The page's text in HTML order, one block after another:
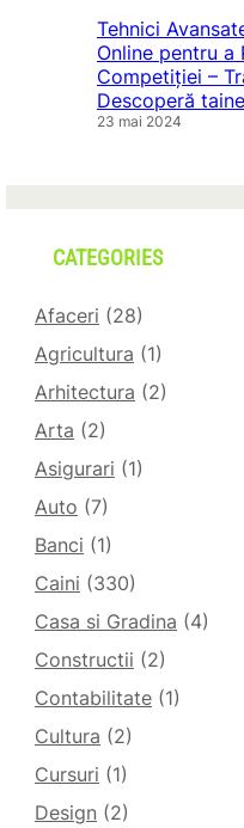
Tehnici
Online pentru a
Competiției –
Descoperă
23 mai 2024
CATEGORIES
Afaceri (28)
Agricultura (1)
Arhitectura (2)
Arta (2)
Asigurari (1)
Auto (7)
Banci (1)
Caini (330)
Casa si Gradina (4)
Constructii (2)
Contabilitate (1)
Cultura (2)
Cursuri (1)
Design (2)